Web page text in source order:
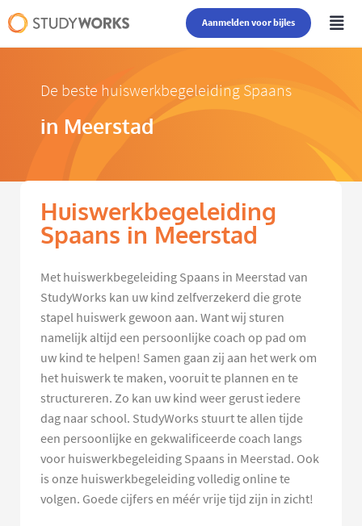
Aanmelden voor bijles
De beste huiswerkbegeleiding Spaans
in Meerstad
Huiswerkbegeleiding
Spaans in Meerstad
Met huiswerkbegeleiding Spaans in Meerstad van
StudyWorks kan uw kind zelfverzekerd die grote
stapel huiswerk gewoon aan. Want wij sturen
namelijk altijd een persoonlijke coach op pad om
uw kind te helpen! Samen gaan zij aan het werk om
het huiswerk te maken, vooruit te plannen en te
structureren. Zo kan uw kind weer gerust iedere
dag naar school. StudyWorks stuurt te allen tijde
een persoonlijke en gekwalificeerde coach langs
voor huiswerkbegeleiding Spaans in Meerstad. Ook
is onze huiswerkbegeleiding volledig online te
volgen. Goede cijfers en méér vrije tijd zijn in zicht!